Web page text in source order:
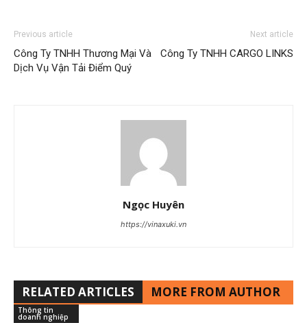
Previous article
Công Ty TNHH Thương Mại Và
Dịch Vụ Vận Tải Điểm Quý
Next article
Công Ty TNHH CARGO LINKS
Ngọc Huyên
https://vinaxuki.vn
RELATED ARTICLES MORE FROM AUTHOR
Thông tin
doanh nghiệp